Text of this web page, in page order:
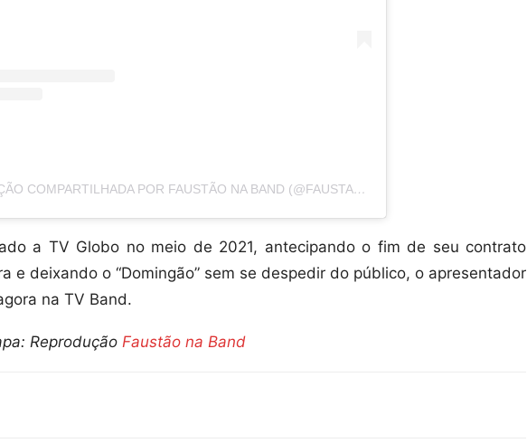
UMA PUBLICAÇÃO COMPARTILHADA POR FAUSTÃO NA BAND (@FAUSTAONABAND)
a TV Globo no meio de 2021, antecipando o fim de seu contrato
e deixando o “Domingão” sem se despedir do público, o apresentador
na TV Band.
Reprodução Faustão na Band